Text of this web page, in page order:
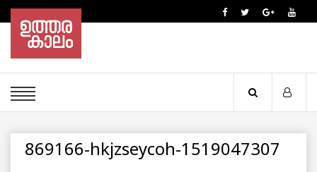
869166-hkjzseycoh-1519047307